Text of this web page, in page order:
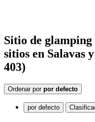
Sitio de glamping
sitios en Salavas
403)
Ordenar por por defecto
por defecto